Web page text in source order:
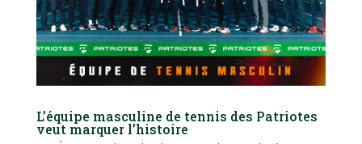
L’équipe masculine de tennis des Patriotes
veut marquer l’histoire